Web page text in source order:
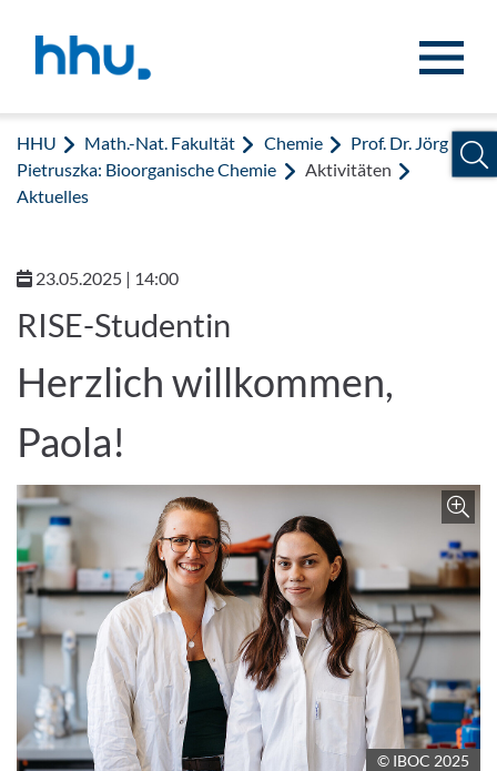
HHU Math.-Nat. Fakultät Chemie
Prof. Dr. Jörg
Pietruszka: Bioorganische Chemie
Aktivitäten
Aktuelles
23.05.2025 | 14:00
RISE-Studentin
Herzlich willkommen,
Paola!
© IBOC 2025